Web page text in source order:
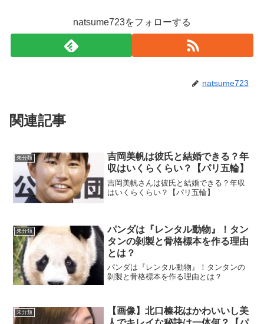
natsume723をフォローする
natsume723
関連記事
未分類
吉岡美帆は彼氏と結婚できる？年
収はいくらくらい？【パリ五輪】
吉岡美帆さんは彼氏と結婚できる？年収
はいくらくらい？【パリ五輪】
未分類
パンダは『レンタル動物』！タン
タンの剝製と骨格標本を作る理由
とは？
パンダは『レンタル動物』！タンタンの
剝製と骨格標本を作る理由とは？
未分類
【画像】北口榛花はかわいいし美